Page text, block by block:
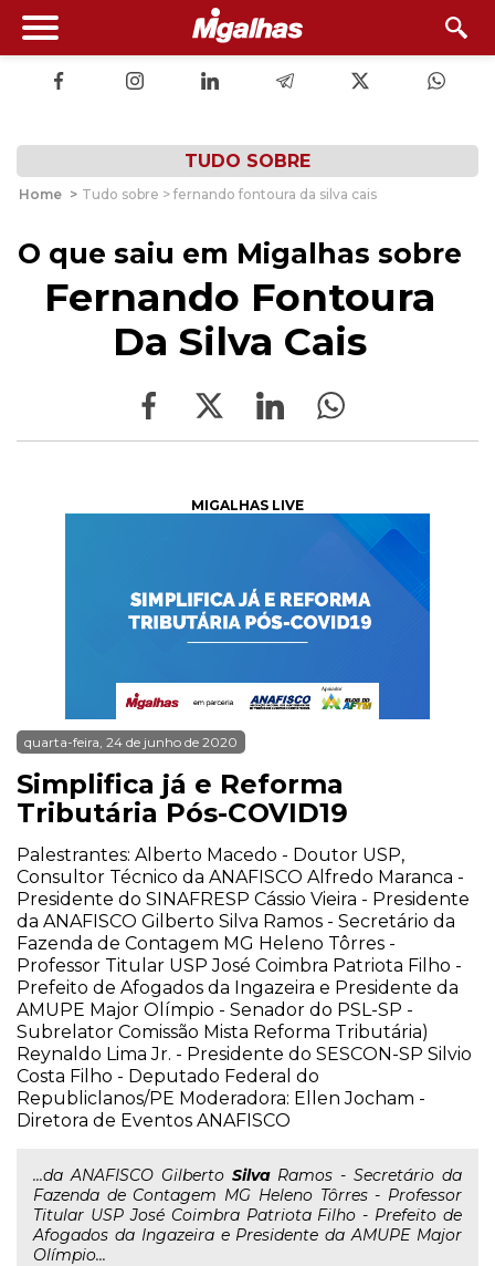
TUDO SOBRE
Home > Tudo sobre > fernando fontoura da silva cais
O que saiu em Migalhas sobre
Fernando Fontoura
Da Silva Cais
MIGALHAS LIVE
quarta-feira, 24 de junho de 2020
Simplifica já e Reforma
Tributária Pós-COVID19
Palestrantes: Alberto Macedo - Doutor USP,
Consultor Técnico da ANAFISCO Alfredo Maranca -
Presidente do SINAFRESP Cássio Vieira - Presidente
da ANAFISCO Gilberto Silva Ramos - Secretário da
Fazenda de Contagem MG Heleno Tôrres -
Professor Titular USP José Coimbra Patriota Filho -
Prefeito de Afogados da Ingazeira e Presidente da
AMUPE Major Olímpio - Senador do PSL-SP -
Subrelator Comissão Mista Reforma Tributária)
Reynaldo Lima Jr. - Presidente do SESCON-SP Silvio
Costa Filho - Deputado Federal do
Republiclanos/PE Moderadora: Ellen Jocham -
Diretora de Eventos ANAFISCO
...da ANAFISCO Gilberto SilvaRamos - Secretário da
Fazenda de Contagem MG Heleno Tôrres - Professor
Titular USP José Coimbra Patriota Filho - Prefeito de
Afogados da Ingazeira e Presidente da AMUPE Major
Olímpio...